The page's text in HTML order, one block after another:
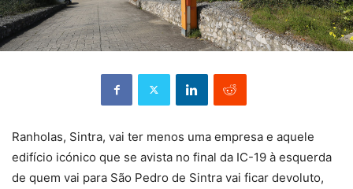
Ranholas, Sintra, vai ter menos uma empresa e aquele
edifício icónico que se avista no final da IC-19 à esquerda
de quem vai para São Pedro de Sintra vai ficar devoluto,